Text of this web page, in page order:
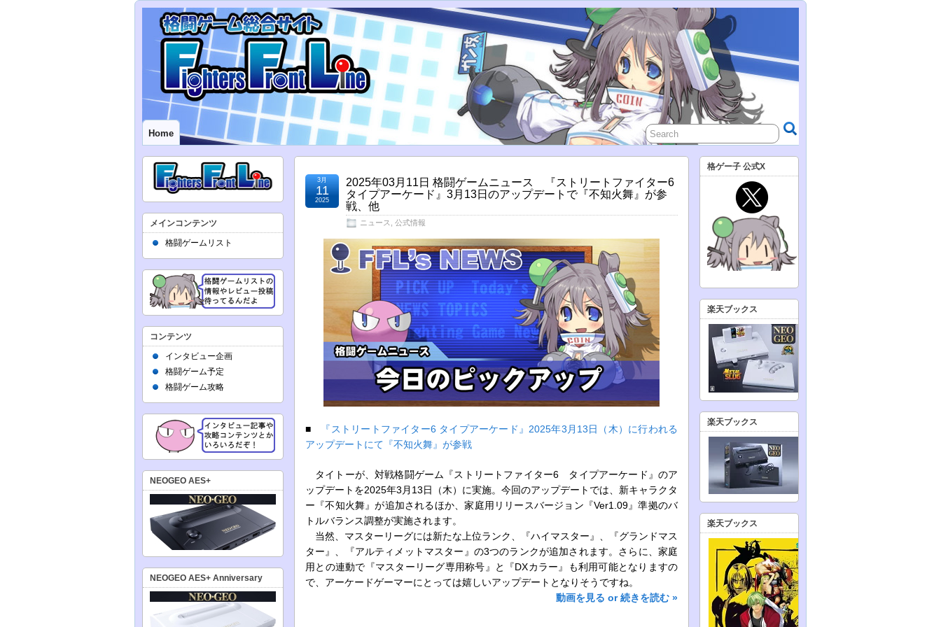
Home
2025年03月11日 格闘ゲームニュース 『ストリートファイター6
タイプアーケード』3月13日のアップデートで『不知火舞』が参
戦、他
ニュース 公式情報
3月
11
2025
■
『ストリートファイター6 タイプアーケード』2025年3月13日（木）に行われる
アップデートにて『不知火舞』が参戦
タイトーが、対戦格闘ゲーム『ストリートファイター6 タイプアーケード』のア
ップデートを2025年3月13日（木）に実施。今回のアップデートでは、新キャラクタ
ー『不知火舞』が追加されるほか、家庭用リリースバージョン『Ver1.09』準拠のバ
トルバランス調整が実施されます。
当然、マスターリーグには新たな上位ランク、『ハイマスター』、『グランドマス
ター』、『アルティメットマスター』の3つのランクが追加されます。さらに、家庭
用との連動で『マスターリーグ専用称号』と『DXカラー』も利用可能となりますの
で、アーケードゲーマーにとっては嬉しいアップデートとなりそうですね。
動画を見る or 続きを読む »
メインコンテンツ
格闘ゲームリスト
コンテンツ
インタビュー企画
格闘ゲーム予定
格闘ゲーム攻略
NEOGEO AES+
NEOGEO AES+ Anniversary
格ゲー子 公式X
楽天ブックス
楽天ブックス
楽天ブックス